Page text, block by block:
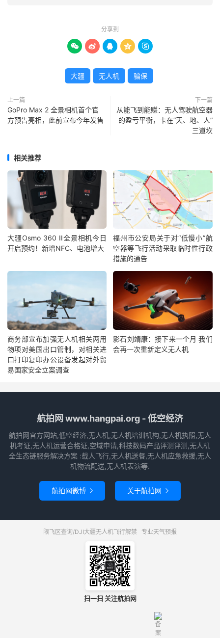
分享到
    
大疆 无人机 骗保
上一篇
GoPro Max 2 全景相机首个官
方预告亮相，此前宣布今年发售
下一篇
从能飞到能赚：无人驾驶航空器
的盈亏平衡，卡在“天、地、人”
三道坎
相关推荐
大疆Osmo 360 II全景相机今日
开启预约！新增NFC、电池增大
福州市公安局关于对“低慢小”航
空器等飞行活动采取临时性行政
措施的通告
商务部宣布加强无人机相关两用
物项对美国出口管制，对相关进
口打印复印办公设备发起对外贸
易国家安全立案调查
影石刘靖康：接下来一个月 我们
会再一次重新定义无人机
航拍网 www.hangpai.org - 低空经济
航拍网官方网站,低空经济,无人机,无人机培训机构,无人机执照,无人
机考证,无人机运营合格证,空域申请,科技数码产品评测评测,无人机
全生态链服务解决方案 :载人飞行,无人机送餐,无人机应急救援,无人
机物流配送,无人机表演等.
航拍网微博  关于航拍网 
限飞区查询/DJI大疆无人机飞行解禁 专业天气预报
扫一扫 关注航拍网